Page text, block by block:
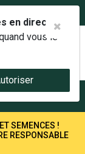
SEMENCES !
RESPONSABLE
en direct.
vous le